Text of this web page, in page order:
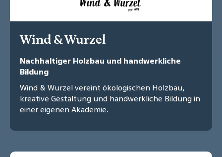
Wind & Wurzel
Nachhaltiger Holzbau und handwerkliche
Bildung
Wind & Wurzel vereint ökologischen Holzbau,
kreative Gestaltung und handwerkliche Bildung in
einer eigenen Akademie.